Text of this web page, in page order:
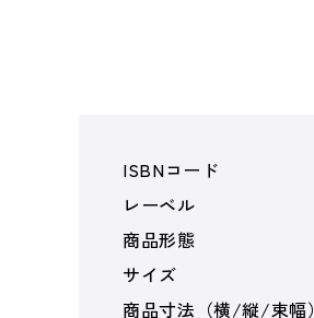
ISBNコード
レーベル
商品形態
サイズ
商品寸法（横/縦/束幅）